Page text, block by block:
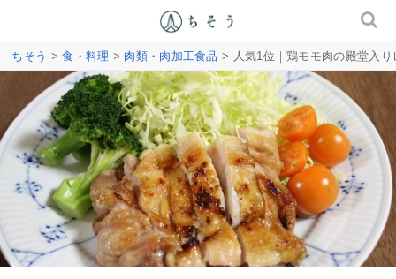
ちそう >食・料理 > 肉類・肉加工食品 > 人気1位｜鶏モモ肉の殿堂入